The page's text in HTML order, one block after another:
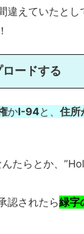
違えていたと
ードする
かI-94と、 住所
たらとか、
認されたら緑字